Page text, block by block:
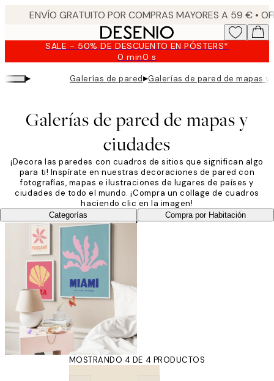
SALE - 50% DE DESCUENTO EN PÓSTERS*
0 min0 s
Válido
hasta:
2026-
▸ Galerías de pared▸Galerías de pared de mapas y
Galerías de pared de mapas y
ciudades
¡Decora las paredes con cuadros de sitios que significan algo
para ti! Inspírate en nuestras decoraciones de pared con
fotografías, mapas e ilustraciones de lugares de países y
ciudades de todo el mundo. ¡Compra un collage de cuadros
haciendo clic en la imagen!
Categorías Compra por Habitación
MOSTRANDO 4 DE 4 PRODUCTOS